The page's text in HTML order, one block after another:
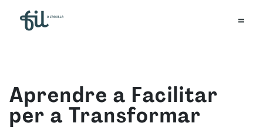
Aprendre a Facilitar
per a Transformar